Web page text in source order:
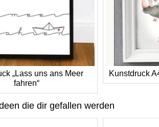
„Lass uns ans Meer
fahren“
Kunstdruck
die dir gefallen werden